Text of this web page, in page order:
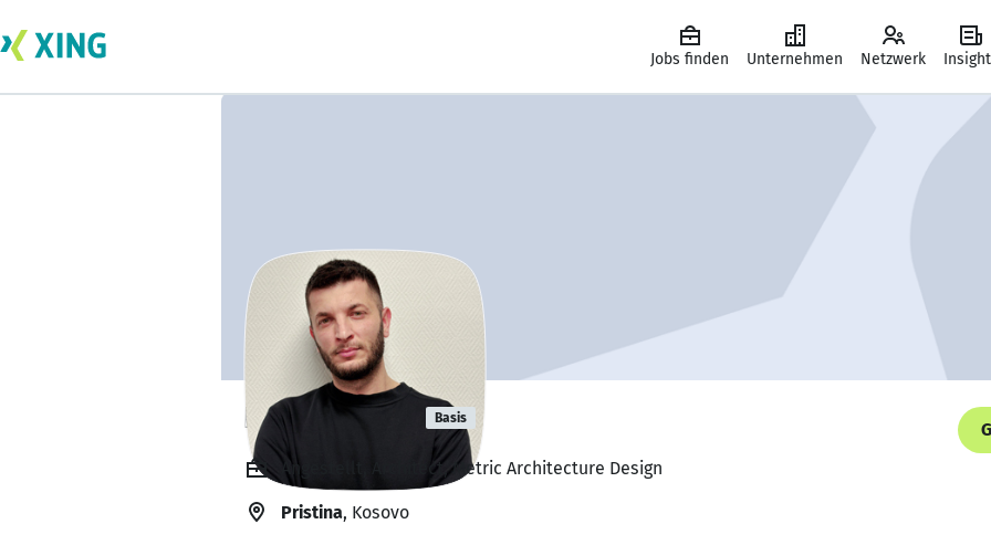
Jobs finden Unternehmen Netzwerk
Bajram Ajazi Basis
Angestellt, Architect, Metric Architecture Design
Pristina, Kosovo